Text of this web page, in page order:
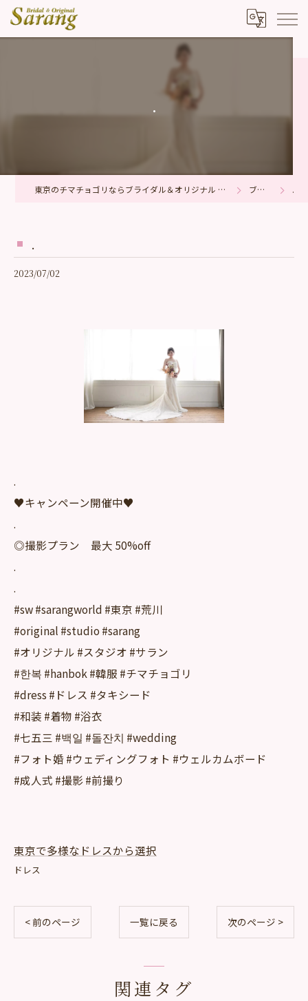
.
東京のチマチョゴリならブライダル＆オリジナル サラン ブログ .
.
2023/07/02
.
♥️キャンペーン開催中♥️
.
◎撮影プラン 最大 50%off
.
.
#sw #sarangworld #東京 #荒川
#original #studio #sarang
#オリジナル #スタジオ #サラン
#한복 #hanbok #韓服 #チマチョゴリ
#dress #ドレス #タキシード
#和装 #着物 #浴衣
#七五三 #백일 #돌잔치 #wedding
#フォト婚 #ウェディングフォト #ウェルカムボード
#成人式 #撮影 #前撮り
東京で多様なドレスから選択
ドレス
< 前のページ 一覧に戻る 次のページ >
関連タグ